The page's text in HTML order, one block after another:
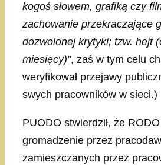
kogoś słowem, grafiką czy
zachowanie przekraczające
dozwolonej krytyki; tzw. hejt
miesięcy)”, zaś w tym celu
weryfikował przejawy
swych pracowników w sieci.)
PUODO stwierdził, że
gromadzenie przez
zamieszczanych przez